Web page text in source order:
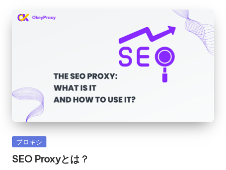
カ
ゴ
プロキシ
SEO Proxyとは？